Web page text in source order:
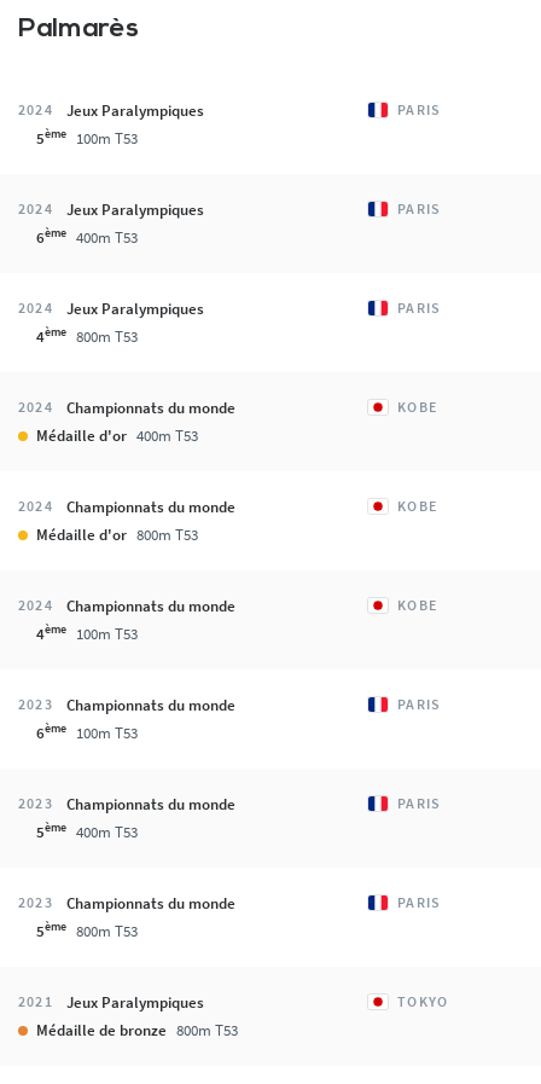
Palmarès
2024 Jeux Paralympiques PARIS
5ème 100m T53
2024 Jeux Paralympiques PARIS
6ème 400m T53
2024 Jeux Paralympiques PARIS
4ème 800m T53
2024 Championnats du monde KOBE
Médaille d'or 400m T53
2024 Championnats du monde KOBE
Médaille d'or 800m T53
2024 Championnats du monde KOBE
4ème 100m T53
2023 Championnats du monde PARIS
6ème 100m T53
2023 Championnats du monde PARIS
5ème 400m T53
2023 Championnats du monde PARIS
5ème 800m T53
2021 Jeux Paralympiques TOKYO
Médaille de bronze 800m T53